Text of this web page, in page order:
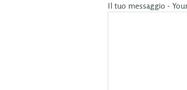
Il tuo messaggio -